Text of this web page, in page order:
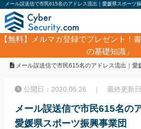
【無料】
メルマガ登録でプレゼント！
の基礎知識」
サイバーセキュリティ・情報漏洩
メール誤送信で市民615名のアドレス流出｜愛
公開日：2020.05.26 ｜ 最終更新日
メール誤送信で市民615名の
愛媛県スポーツ振興事業団